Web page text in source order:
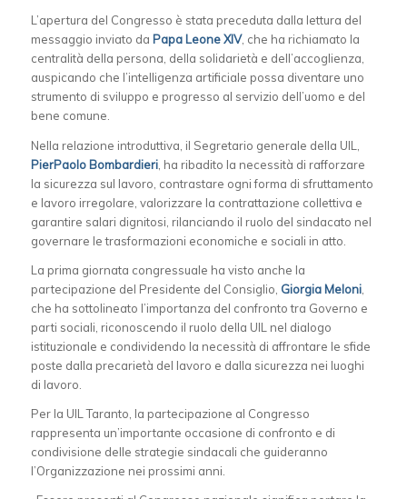
L’apertura del Congresso è stata preceduta dalla lettura del
messaggio inviato da Papa Leone XIV, che ha richiamato la
centralità della persona, della solidarietà e dell’accoglienza,
auspicando che l’intelligenza artificiale possa diventare uno
strumento di sviluppo e progresso al servizio dell’uomo e del
bene comune.
Nella relazione introduttiva, il Segretario generale della UIL,
PierPaolo Bombardieri, ha ribadito la necessità di rafforzare
la sicurezza sul lavoro, contrastare ogni forma di sfruttamento
e lavoro irregolare, valorizzare la contrattazione collettiva e
garantire salari dignitosi, rilanciando il ruolo del sindacato nel
governare le trasformazioni economiche e sociali in atto.
La prima giornata congressuale ha visto anche la
partecipazione del Presidente del Consiglio, Giorgia Meloni,
che ha sottolineato l’importanza del confronto tra Governo e
parti sociali, riconoscendo il ruolo della UIL nel dialogo
istituzionale e condividendo la necessità di affrontare le sfide
poste dalla precarietà del lavoro e dalla sicurezza nei luoghi
di lavoro.
Per la UIL Taranto, la partecipazione al Congresso
rappresenta un’importante occasione di confronto e di
condivisione delle strategie sindacali che guideranno
l’Organizzazione nei prossimi anni.